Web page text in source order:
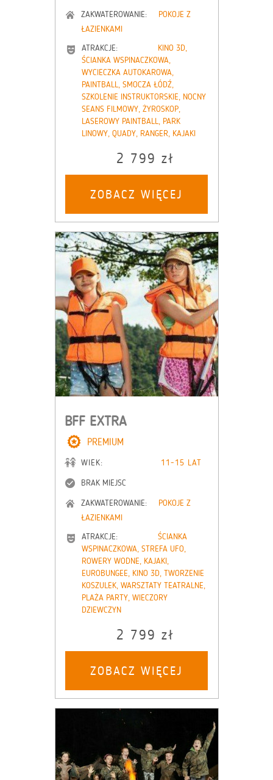
ZAKWATEROWANIE:
POKOJE Z
ŁAZIENKAMI
ATRAKCJE:
KINO 3D,
ŚCIANKA WSPINACZKOWA,
WYCIECZKA AUTOKAROWA,
PAINTBALL, SMOCZA ŁÓDŹ,
SZKOLENIE INSTRUKTORSKIE, NOCNY
SEANS FILMOWY, ŻYROSKOP,
LASEROWY PAINTBALL, PARK
LINOWY, QUADY, RANGER, KAJAKI
2 799 zł
ZOBACZ WIĘCEJ
BFF EXTRA
PREMIUM
WIEK:
11-15 LAT
BRAK MIEJSC
ZAKWATEROWANIE:
POKOJE Z
ŁAZIENKAMI
ATRAKCJE:
ŚCIANKA
WSPINACZKOWA, STREFA UFO,
ROWERY WODNE, KAJAKI,
EUROBUNGEE, KINO 3D, TWORZENIE
KOSZULEK, WARSZTATY TEATRALNE,
PLAŻA PARTY, WIECZORY
DZIEWCZYN
2 799 zł
ZOBACZ WIĘCEJ